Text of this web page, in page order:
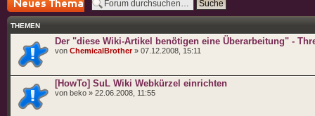
Neues Thema
erstellen
THEMEN
Der "diese Wiki-Artikel benötigen eine Überarbeitung" -
von ChemicalBrother» 07.12.2008, 15:11
[HowTo] SuL Wiki Webkürzel einrichten
von beko » 22.06.2008, 11:55